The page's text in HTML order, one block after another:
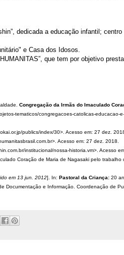
dedicada a educação infantil;
e Casa dos Idosos.
que tem por objetivo
Congregação da Irmãs do Imaculado
tematicos/congregacoes-catolicas-educacao-
publics/index/30>. Acesso em: 27 dez.
Acesso em: 27 dez. 2018.
institucional/nossa-historia.vm>. Acesso
Coração de Maria de Nagasaki pelo trabalho
em 13 jun. 2012]. In: Pastoral da Criança: 20
Documentação e Informação. Coordenação de